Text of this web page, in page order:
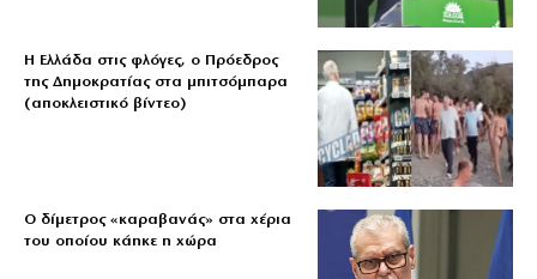
Η Ελλάδα στις φλόγες, ο Πρόεδρος
της Δημοκρατίας στα μπιτσόμπαρα
(αποκλειστικό βίντεο)
Ο δίμετρος «καραβανάς» στα χέρια
του οποίου κάηκε η χώρα